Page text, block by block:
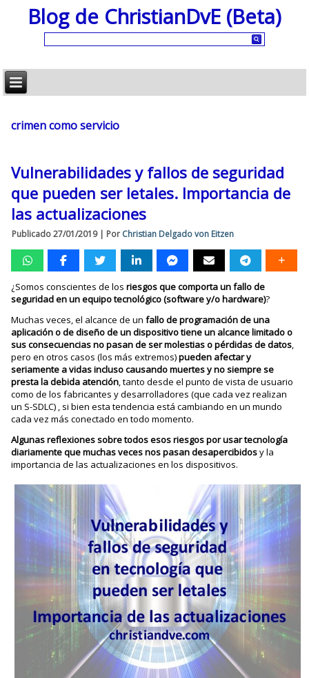
Blog de ChristianDvE (Beta)
crimen como servicio
Vulnerabilidades y fallos de seguridad
que pueden ser letales. Importancia de
las actualizaciones
Publicado 27/01/2019| Por Christian Delgado von Eitzen
¿Somos conscientes de losriesgos que comporta un fallo de
seguridad en un equipo tecnológico (software y/o hardware)?
Muchas veces, el alcance de unfallo de programación de una
aplicación o de diseño de un dispositivo tiene un alcance limitado o
sus consecuencias no pasan de ser molestias o pérdidas de datos,
pero en otros casos (los más extremos)pueden afectar y
seriamente a vidas incluso causando muertes y no siempre se
presta la debida atención, tanto desde el punto de vista de usuario
como de los fabricantes y desarrolladores (que cada vez realizan
un S-SDLC) , si bien esta tendencia está cambiando en un mundo
cada vez más conectado en todo momento.
Algunas reflexiones sobre todos esos riesgos por usar tecnología
diariamente que muchas veces nos pasan desapercibidosy la
importancia de las actualizaciones en los dispositivos.